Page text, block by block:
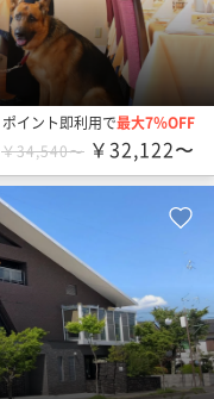
ポイント即利用で最大7％OFF
￥34,540〜 ￥32,122〜